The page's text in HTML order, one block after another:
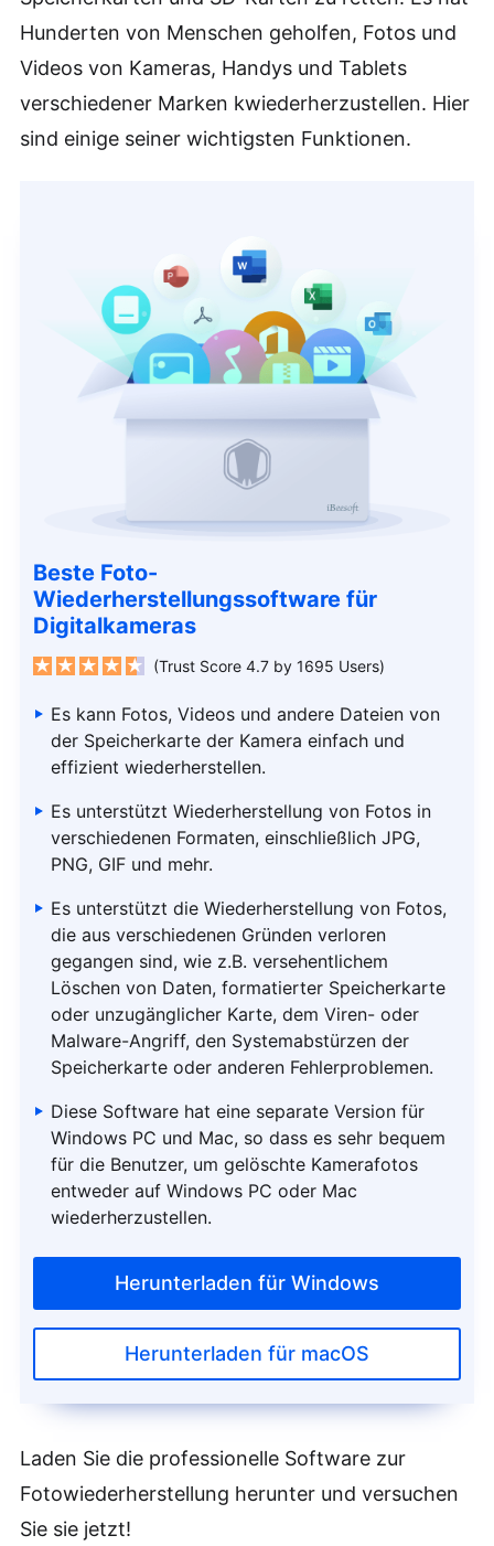
Hunderten von Menschen geholfen, Fotos und
Videos von Kameras, Handys und Tablets
verschiedener Marken kwiederherzustellen. Hier
sind einige seiner wichtigsten Funktionen.
Beste Foto-
Wiederherstellungssoftware für
Digitalkameras
(Trust Score 4.7 by 1695 Users)
Es kann Fotos, Videos und andere Dateien von
der Speicherkarte der Kamera einfach und
effizient wiederherstellen.
Es unterstützt Wiederherstellung von Fotos in
verschiedenen Formaten, einschließlich JPG,
PNG, GIF und mehr.
Es unterstützt die Wiederherstellung von Fotos,
die aus verschiedenen Gründen verloren
gegangen sind, wie z.B. versehentlichem
Löschen von Daten, formatierter Speicherkarte
oder unzugänglicher Karte, dem Viren- oder
Malware-Angriff, den Systemabstürzen der
Speicherkarte oder anderen Fehlerproblemen.
Diese Software hat eine separate Version für
Windows PC und Mac, so dass es sehr bequem
für die Benutzer, um gelöschte Kamerafotos
entweder auf Windows PC oder Mac
wiederherzustellen.
Herunterladen für Windows
Herunterladen für macOS
Laden Sie die professionelle Software zur
Fotowiederherstellung herunter und versuchen
Sie sie jetzt!